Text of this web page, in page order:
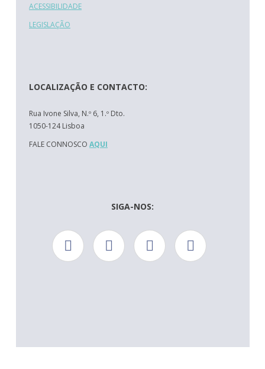
ACESSIBILIDADE
LEGISLAÇÃO
LOCALIZAÇÃO E CONTACTO:
Rua Ivone Silva, N.º 6, 1.º Dto.
1050-124 Lisboa
FALE CONNOSCO AQUI
SIGA-NOS: